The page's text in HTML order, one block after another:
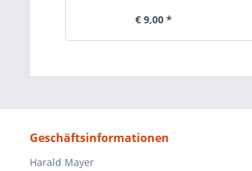
€ 9,00 *
Geschäftsinformationen
Harald Mayer